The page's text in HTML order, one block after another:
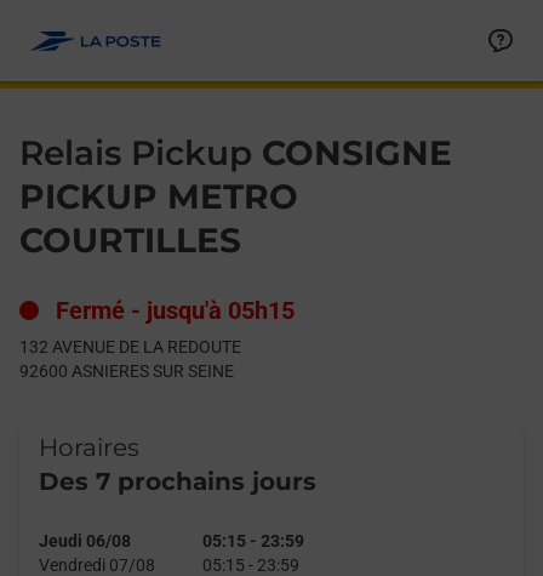
Relais Pickup CONSIGNE
PICKUP METRO
COURTILLES
Fermé - jusqu'à 05h15
132 AVENUE DE LA REDOUTE
92600 ASNIERES SUR SEINE
Horaires
Des 7 prochains jours
Jeudi 06/08 05:15 - 23:59
Vendredi 07/08
05:15 - 23:59